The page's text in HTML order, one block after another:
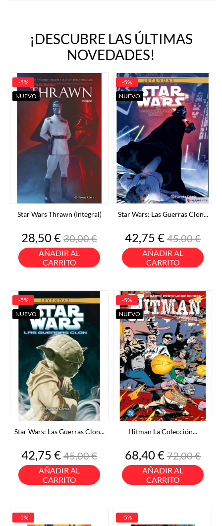
¡DESCUBRE LAS ÚLTIMAS
NOVEDADES!
Star Wars Thrawn (Integral)
Precio
28,50 €Precio
base
30,00 €
AÑADIR AL
CARRITO
-5%
NUEVO
Star Wars: Las Guerras Clon...
Precio
42,75 €Precio
base
45,00 €
AÑADIR AL
CARRITO
-5%
NUEVO
Star Wars: Las Guerras Clon...
Precio
42,75 €Precio
base
45,00 €
AÑADIR AL
CARRITO
-5%
NUEVO
Hitman La Colección...
Precio
68,40 €Precio
base
72,00 €
AÑADIR AL
CARRITO
-5%
NUEVO
-5%
-5%